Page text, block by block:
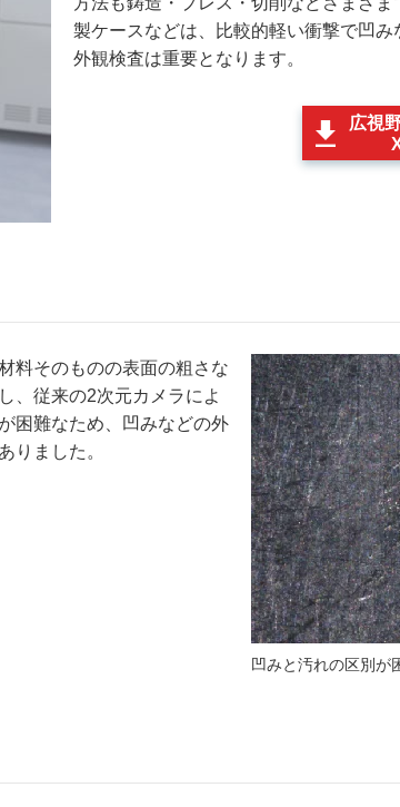
製ケースなどは、比較的軽い衝撃で凹
外観検査は重要となります。
広視
料そのものの表面の粗さな
、従来の2次元カメラによ
困難なため、凹みなどの外
りました。
凹みと汚れの区別が